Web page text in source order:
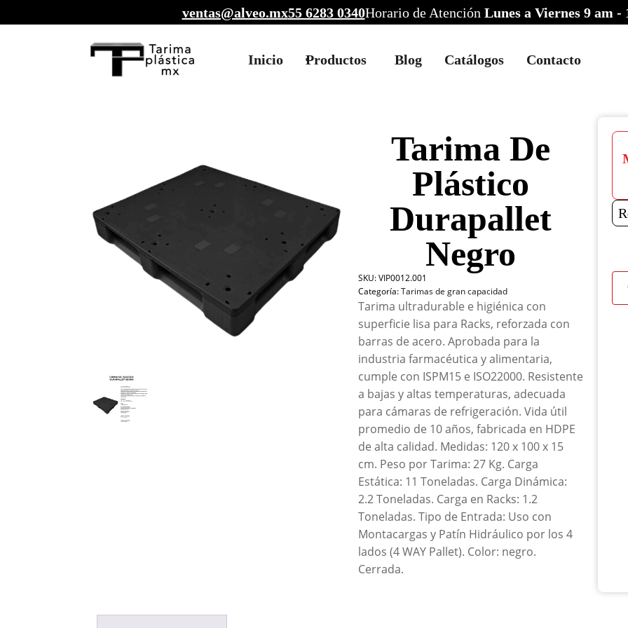
ventas@alveo.mx55 6283 0340Horario de Atención Lunes a Viernes 9 am
Inicio Productos Blog Catálogos Contacto
Tarima De
Plástico
Durapallet
Negro
SKU:VIP0012.001
Categoría:Tarimas de gran capacidad
Tarima ultradurable e higiénica con
superficie lisa para Racks, reforzada con
barras de acero. Aprobada para la
industria farmacéutica y alimentaria,
cumple con ISPM15 e ISO22000. Resistente
a bajas y altas temperaturas, adecuada
para cámaras de refrigeración. Vida útil
promedio de 10 años, fabricada en HDPE
de alta calidad. Medidas: 120 x 100 x 15
cm. Peso por Tarima: 27 Kg. Carga
Estática: 11 Toneladas. Carga Dinámica:
2.2 Toneladas. Carga en Racks: 1.2
Toneladas. Tipo de Entrada: Uso con
Montacargas y Patín Hidráulico por los 4
lados (4 WAY Pallet). Color: negro.
Cerrada.